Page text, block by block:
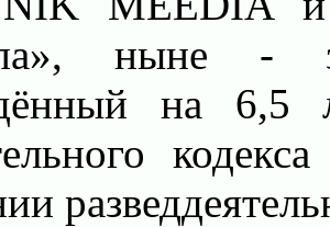
ныне -
на 6,5